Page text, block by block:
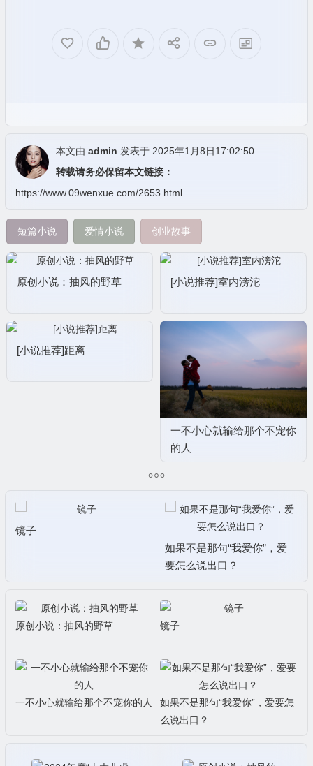
本文由 admin 发表于 2025年1月8日17:02:50
转载请务必保留本文链接：
https://www.09wenxue.com/2653.html
短篇小说 爱情小说 创业故事
原创小说：抽风的野草 [小说推荐]室内滂沱
[小说推荐]距离
一不小心就输给那个不宠你
的人
镜子
如果不是那句“我爱你”，爱
要怎么说出口？
原创小说：抽风的野草 镜子
一不小心就输给那个不宠你的人
如果不是那句“我爱你”，爱要怎
么说出口？